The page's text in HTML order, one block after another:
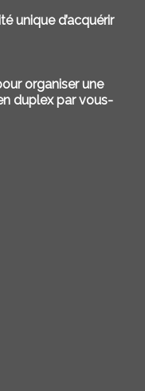
unique d’acquérir
organiser une
duplex par vous-